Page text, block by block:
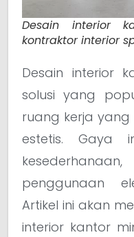
Desain interior
kontraktor interior
Desain interior
solusi yang
ruang kerja
estetis. Gaya
penggunaan
Artikel ini akan
interior kantor